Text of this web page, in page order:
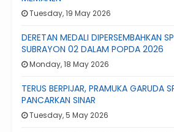
Tuesday, 19 May 2026
DERETAN MEDALI DIPERSEMBAHKAN
SUBRAYON 02 DALAM POPDA 2026
Monday, 18 May 2026
TERUS BERPIJAR, PRAMUKA GARUDA
PANCARKAN SINAR
Tuesday, 5 May 2026